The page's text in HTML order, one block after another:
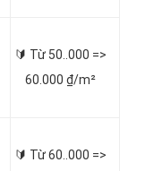
🔰 Từ 50..000 =>
60.000 ₫/m²
🔰 Từ60..000 =>